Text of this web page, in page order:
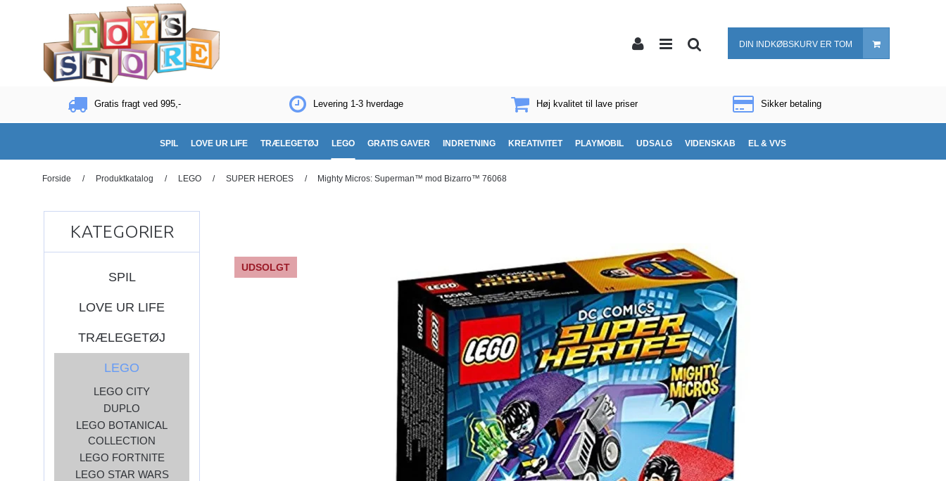
DIN INDKØBSKURV ER TOM
Gratis fragt ved 995,- Levering 1-3 hverdage Høj kvalitet til lave priser Sikker betaling
SPIL LOVE UR LIFE TRÆLEGETØJ LEGO GRATIS GAVER INDRETNING KREATIVITET PLAYMOBIL UDSALG VIDENSKAB EL & VVS
Forside / Produktkatalog / LEGO / SUPER HEROES / Mighty Micros: Superman™ mod Bizarro™ 76068
KATEGORIER
SPIL
LOVE UR LIFE
TRÆLEGETØJ
LEGO
LEGO CITY
DUPLO
LEGO BOTANICAL
COLLECTION
LEGO FORTNITE
LEGO STAR WARS
UDSOLGT